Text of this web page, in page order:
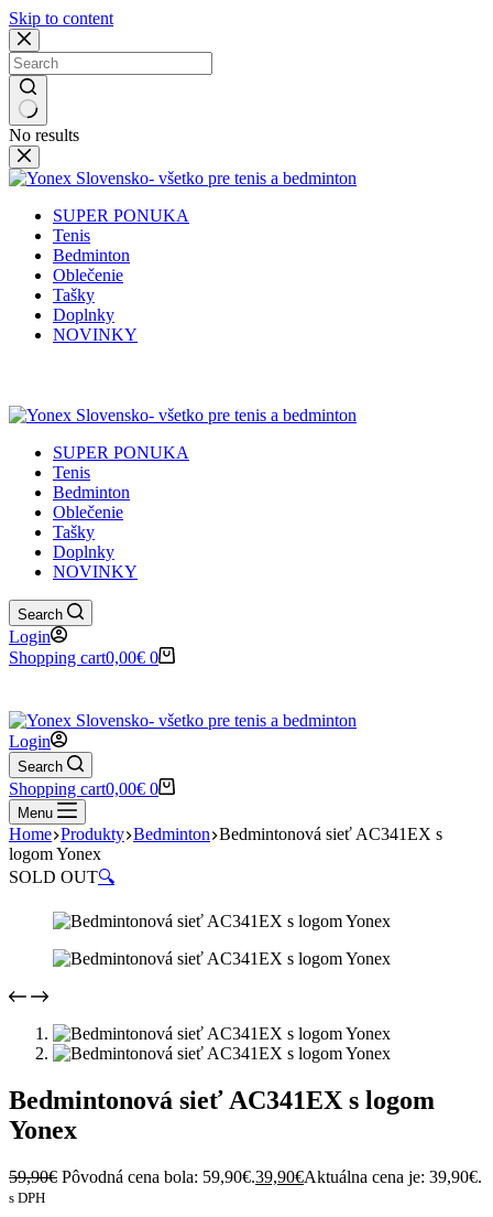
Skip to content
No results
SUPER PONUKA
Tenis
Bedminton
Oblečenie
Tašky
Doplnky
NOVINKY
SUPER PONUKA
Tenis
Bedminton
Oblečenie
Tašky
Doplnky
NOVINKY
Search
Login
Shopping cart0,00€ 0
Login
Search
Shopping cart0,00€ 0
Menu
Home Produkty Bedminton Bedmintonová sieť AC341EX s
logom Yonex
SOLD OUT🔍
Bedmintonová sieť AC341EX s logom
Yonex
59,90€ Pôvodná cena bola: 59,90€.39,90€Aktuálna cena je: 39,90€.
s DPH